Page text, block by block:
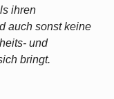
ihren
auch sonst keine
und
bringt.